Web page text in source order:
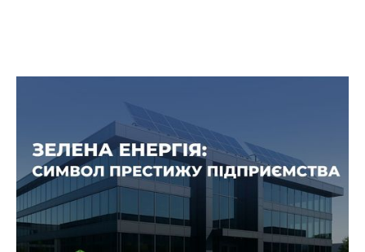
сучасного бізнесу
Сучасний бізнес більше не може спиратися
тільки на прибуток. Клієнти, партнери та
інвестори очікують від компаній
відповідальності, прозорості та сталого
розвитку.